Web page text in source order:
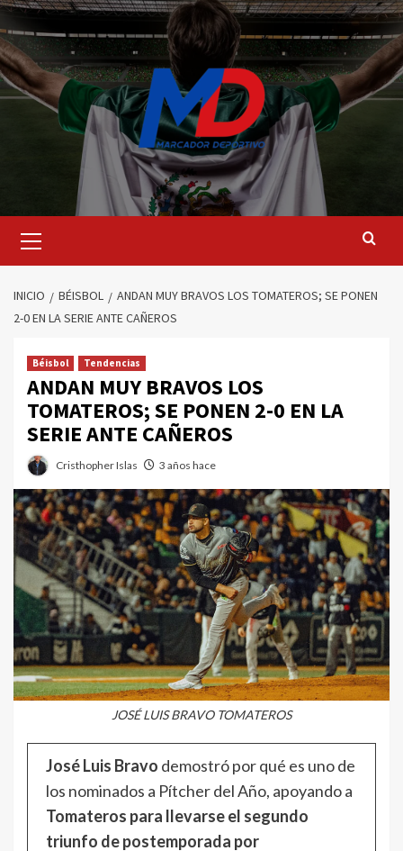
Saltar
al
contenido
principal
INICIO BÉISBOL
ANDAN MUY BRAVOS LOS TOMATEROS; SE PONEN
2-0 EN LA SERIE ANTE CAÑEROS
Béisbol Tendencias
ANDAN MUY BRAVOS LOS
TOMATEROS; SE PONEN 2-0 EN LA
SERIE ANTE CAÑEROS
Cristhopher Islas 3 años hace
JOSÉ LUIS BRAVO TOMATEROS
José Luis Bravo demostró por qué es uno de
los nominados a Pítcher del Año, apoyando a
Tomateros para llevarse el segundo
triunfo de postemporada por